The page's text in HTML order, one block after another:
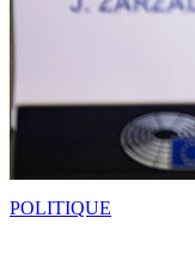
POLITIQUE